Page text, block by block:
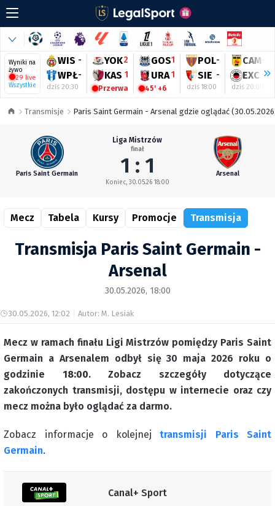
Wyniki na
żywo
29 live
Wszystkie
WIS -
WPŁ-
dziś 20:30
YOK2
KAS 1
Przerwa
GOS1
URA1
45' +6
POL-
SIE -
dziś 18:00
CAM-
EXC -
dziś 20:00
Transmisje Paris Saint Germain - Arsenal gdzie oglądać
Paris Saint Germain
Liga Mistrzów
finał
1 : 1
Koniec, 30.05.26 18:00
Arsenal
Mecz Tabela Kursy Promocje Transmisja
Transmisja Paris Saint Germain -
Arsenal
30.05.2026, 18:00
30.05.2026, 12:02 Autor: M. Lesiak
Mecz w ramach finału Ligi Mistrzów pomiędzy Paris Saint
Germain a Arsenalem odbył się 30 maja 2026 roku o
godzinie 18:00. Zobacz szczegóły dotyczące
zakończonych transmisji, dostępu w internecie oraz czy
mecz można było oglądać za darmo.
Zobacz informacje o kolejnej transmisji Paris Saint
Germain.
Canal+ Sport